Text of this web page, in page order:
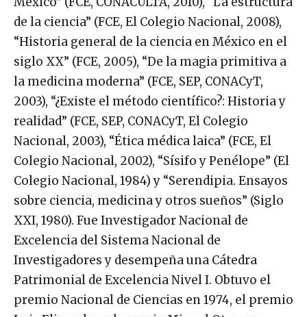
México” (FCE, CONACULTA, 2010), “La estructura
de la ciencia” (FCE, El Colegio Nacional, 2008),
“Historia general de la ciencia en México en el
siglo XX” (FCE, 2005), “De la magia primitiva a
la medicina moderna” (FCE, SEP, CONACyT,
2003), “¿Existe el método científico?: Historia y
realidad” (FCE, SEP, CONACyT, El Colegio
Nacional, 2003), “Ética médica laica” (FCE, El
Colegio Nacional, 2002), “Sísifo y Penélope” (El
Colegio Nacional, 1984) y “Serendipia. Ensayos
sobre ciencia, medicina y otros sueños” (Siglo
XXI, 1980). Fue Investigador Nacional de
Excelencia del Sistema Nacional de
Investigadores y desempeña una Cátedra
Patrimonial de Excelencia Nivel I. Obtuvo el
premio Nacional de Ciencias en 1974, el premio